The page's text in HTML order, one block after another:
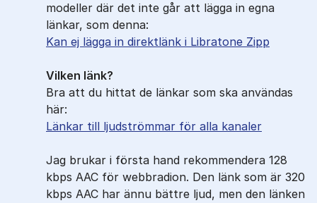
modeller där det inte går att lägga in egna
länkar, som denna:
Kan ej lägga in direktlänk i Libratone Zipp
Vilken länk?
Bra att du hittat de länkar som ska användas
här:
Länkar till ljudströmmar för alla kanaler
Jag brukar i första hand rekommendera 128
kbps AAC för webbradion. Den länk som är 320
kbps AAC har ännu bättre ljud, men den länken